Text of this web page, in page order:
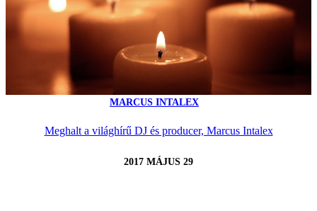
MARCUS INTALEX
Meghalt a világhírű DJ és producer, Marcus Intalex
2017 MÁJUS 29